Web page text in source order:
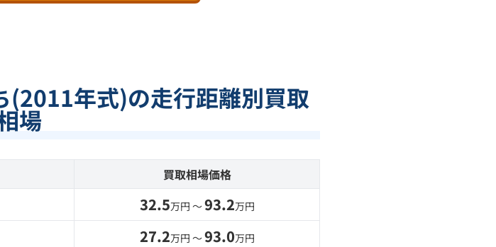
(2011年式)の走行距離別買取
場
買取相場価格
32.5万円 〜93.2万円
27.2万円 〜93.0万円